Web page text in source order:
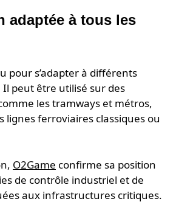
adaptée à tous les
pour s’adapter à différents
peut être utilisé sur des
les tramways et métros,
lignes ferroviaires classiques ou
O2Game confirme sa position
de contrôle industriel et de
aux infrastructures critiques.